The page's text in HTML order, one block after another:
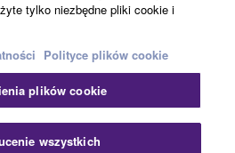
korzystaniaPolityka prywatności
tylko niezbędne pliki cookie i
Polityce plików cookie
plików cookie
wszystkich